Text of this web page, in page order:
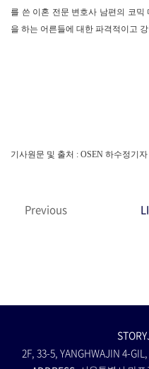
를 쓴 이혼 전문 변호사 남편의 코믹
을 하는 어른들에 대한 파격적이고
기사원문 및 출처 : OSEN 하수정기자
Previous
2F, 33-5, YANGHWAJIN 4-